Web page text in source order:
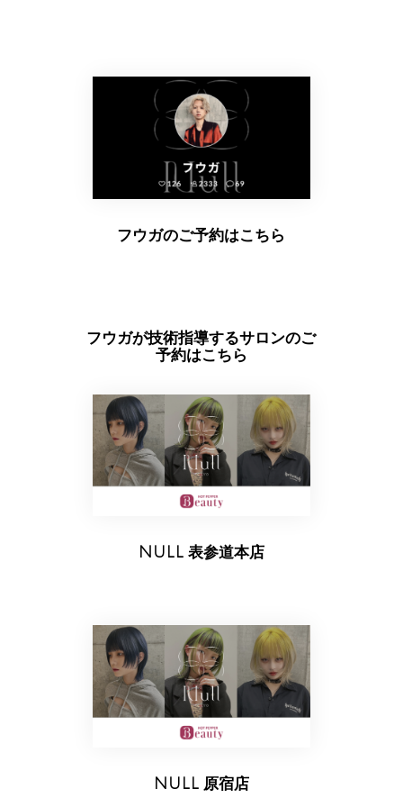
フウガのご予約はこちら
フウガが技術指導するサロンのご
予約はこちら
NULL 表参道本店
NULL 原宿店